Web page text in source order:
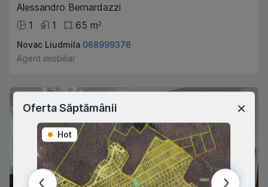
Alessandro Bernardazzi
1
1 65 m2
Novac Liudmila 068999376
Agent imobiliar
Oferta Săptămânii
Hot